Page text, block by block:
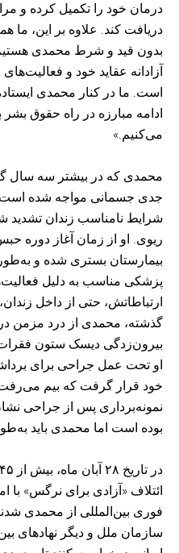
درمان خود را تکمیل کرده و
دریافت کند. علاوه بر این، ما
بدون قید و شرط محمدی
آزادانه عقاید خود و
است. ما در کنار محمدی
ادامه مبارزه در راه حقوق بشر
می‌کنیم.»
محمدی که در بیشتر سه سال
جدی جسمانی مواجه شده است
شرایط نامناسب زندان تشدید
ریوی. او از زمان آغاز دوره
بیمارستان بستری شده و
پزشکی مناسب به دلیل
ارتباطاتش، حتی از داخل
گذشته، محمدی از درد مزمن در
او تحت عمل جراحی برای
خود قرار گرفت که بیم
نمونه‌برداری پس از جراحی
بوده است اما محمدی باید
ائتلاف «آزادی برای نرگس» با
فوری بین‌المللی از محمدی
سازمان ملل و دیگر نهادهای